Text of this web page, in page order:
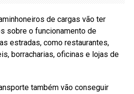
de cargas vão ter
sobre o funcionamento de
estradas, como restaurantes,
borracharias, oficinas e lojas de
também vão conseguir